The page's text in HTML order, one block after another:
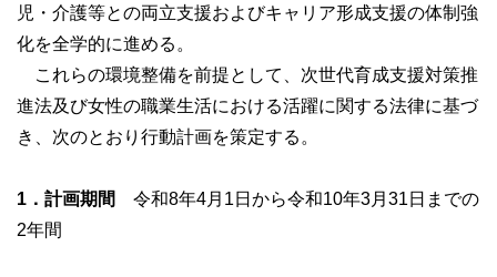
児・介護等との両立支援およびキャリア形成支援の体制強
化を全学的に進める。
これらの環境整備を前提として、次世代育成支援対策推
進法及び女性の職業生活における活躍に関する法律に基づ
き、次のとおり行動計画を策定する。
1．計画期間 令和8年4月1日から令和10年3月31日までの
2年間